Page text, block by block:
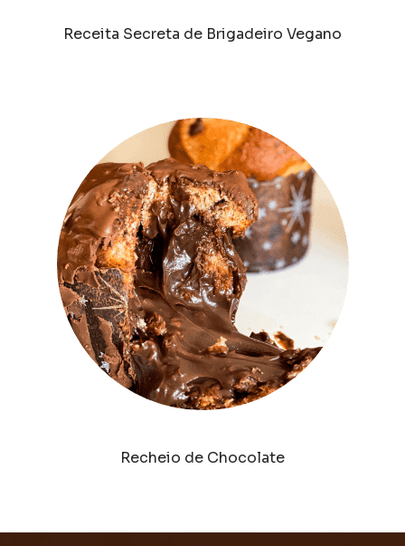
Receita Secreta de Brigadeiro Vegano
Recheio de Chocolate